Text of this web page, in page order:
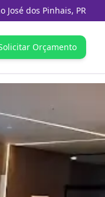
José dos Pinhais, PR
Orçamento